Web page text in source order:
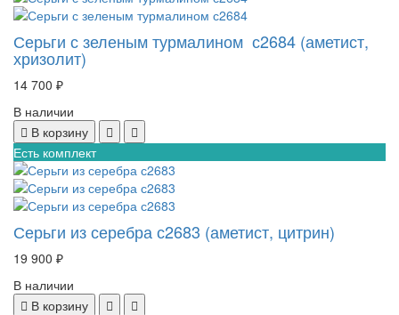
Серьги с зеленым турмалином с2684 (аметист,
хризолит)
14 700 ₽
В наличии
В корзину
Есть комплект
Серьги из серебра с2683 (аметист, цитрин)
19 900 ₽
В наличии
В корзину